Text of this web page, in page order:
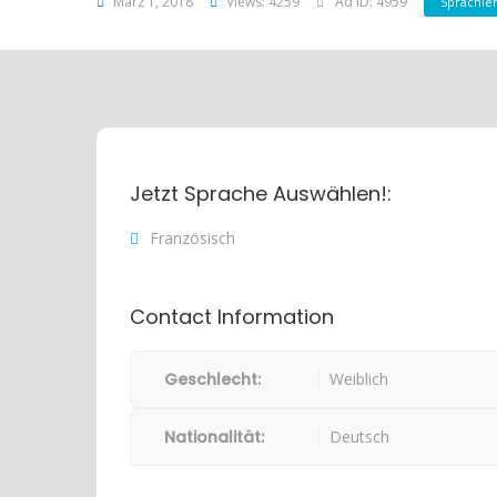
Jetzt Sprache Auswählen!:
Französisch
Contact Information
Geschlecht: Weiblich
Nationalität: Deutsch